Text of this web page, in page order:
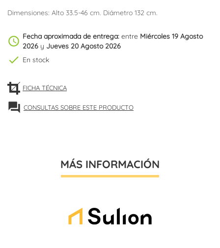
Dimensiones: Alto 33.5-46 cm. Diámetro 132 cm.
schedule Fecha aproximada de entrega: entre Miércoles 19 Agosto
2026 y Jueves 20 Agosto 2026
check En stock
FICHA TÉCNICA
forum CONSULTAS SOBRE ESTE PRODUCTO
MÁS INFORMACIÓN